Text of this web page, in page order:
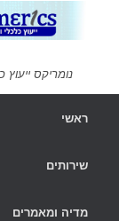
ראשי
שירותים
מדיה ומאמרים